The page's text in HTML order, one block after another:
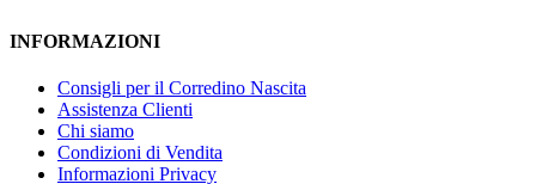
INFORMAZIONI
Consigli per il Corredino Nascita
Assistenza Clienti
Chi siamo
Condizioni di Vendita
Informazioni Privacy